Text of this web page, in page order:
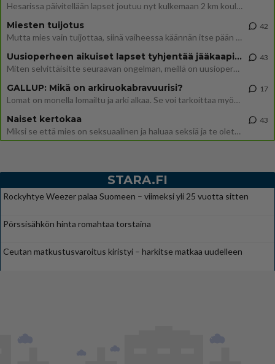
Hesarissa päivitellään lapset joutuu nyt kulkemaan 2 km kouluun jösses. Ruostefillarilla tuo matka menee vaikka miten äk
Miesten tuijotus
Mutta mies vain tuijottaa, siinä vaiheessa käännän itse pään pois. Mikä juttu? Yleensä jos joku tuijottaa tai katsoo, hä
42
Uusioperheen aikuiset lapset tyhjentää jääkaapin käydessään
Miten selvittäisitte seuraavan ongelman, meillä on uusioperhe, minulla teini-ikäiset lapset ja puolisolla aikuiset, jotk
43
GALLUP: Mikä on arkiruokabravuurisi?
Lomat on monella lomailtu ja arki alkaa. Se voi tarkoittaa myös sitä, että grillailut on grillattu ja palataan arjen ruo
17
Naiset kertokaa
Miksi se että mies on seksuaalinen ja haluaa seksiä ja te olette hänen mielestänne haluttava on vastenmielistä? Mikä sii
43
STARA.FI
Rockyhtye Weezer palaa Suomeen – viimeksi yli 25 vuotta sitten
Pörssisähkön hinta romahtaa torstaina
Ceutan matkustusvaroitus kiristyi – harkitse matkaa uudelleen